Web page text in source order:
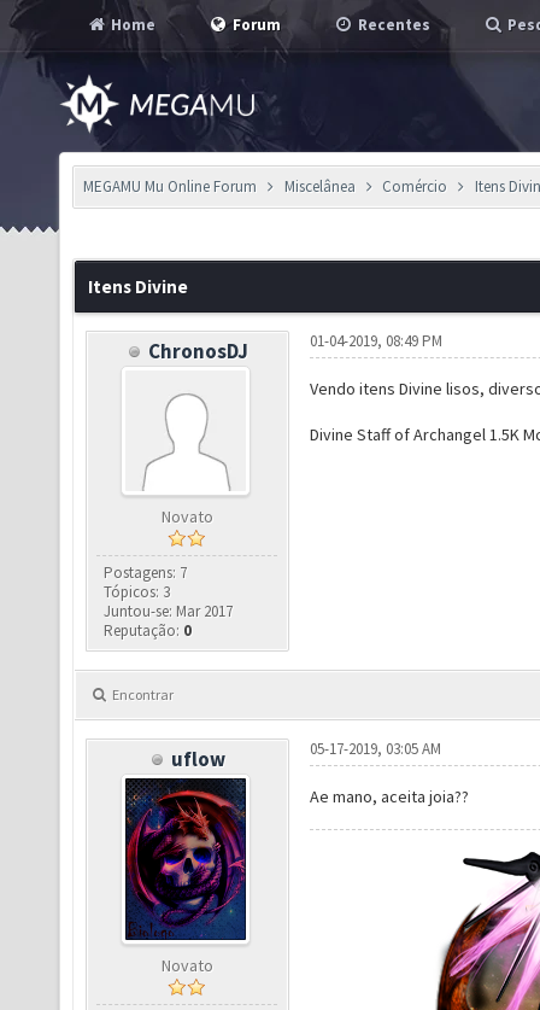
Home Forum Recentes
MEGAMU Mu Online Forum Miscelânea Comércio Itens
Itens Divine
ChronosDJ
Novato
Postagens: 7
Tópicos: 3
Juntou-se: Mar 2017
Reputação: 0
01-04-2019, 08:49 PM
Vendo itens Divine lisos,
Divine Staff of Archangel 1.5K
Encontrar
uflow
Novato
05-17-2019, 03:05 AM
Ae mano, aceita joia??